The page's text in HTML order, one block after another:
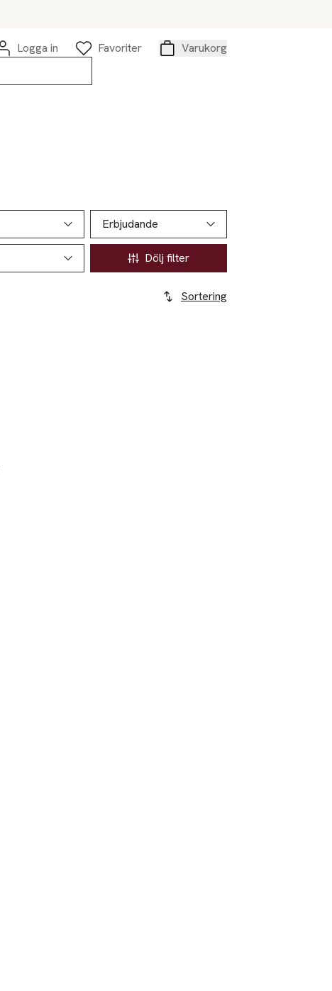
Logga in
Favoriter
Varukorg
Erbjudande
Dölj filter
Sortering